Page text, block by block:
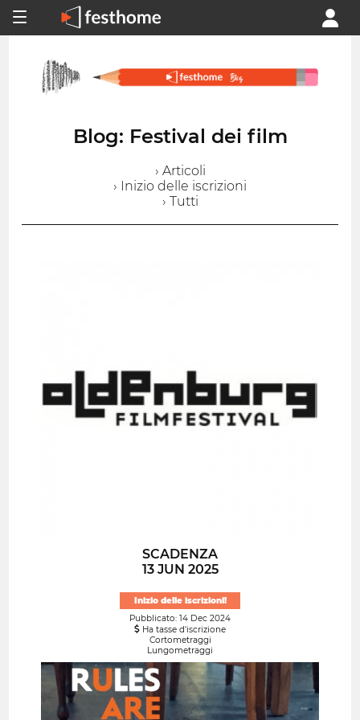
Blog: Festival dei film
› Articoli
› Inizio delle iscrizioni
› Tutti
SCADENZA
13 JUN 2025
Inizio delle iscrizioni!
Pubblicato: 14 Dec 2024
Ha tasse d'iscrizione
Cortometraggi
Lungometraggi